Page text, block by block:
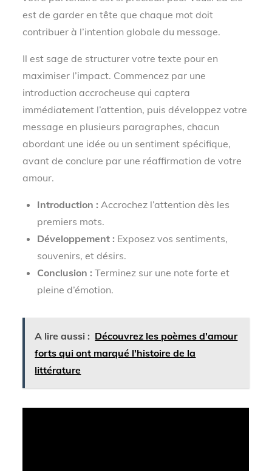
est de garder en tête que chaque mot doit
contribuer à l’intention globale du message.
Il est sage de structurer votre texte pour en
maximiser l’impact. Commencez par une
introduction accrocheuse qui captera
immédiatement l’attention, puis développez votre
message en plusieurs paragraphes, chacun
abordant une idée ou un sentiment spécifique,
avant de conclure par une réaffirmation de votre
amour.
Introduction : Accrochez l’attention dès les
premiers mots.
Développement : Exposez vos sentiments,
souvenirs, et désirs.
Conclusion : Terminez sur une note forte et
pleine d’émotion.
A lire aussi : Découvrez les poèmes d'amour
forts qui ont marqué l'histoire de la
littérature